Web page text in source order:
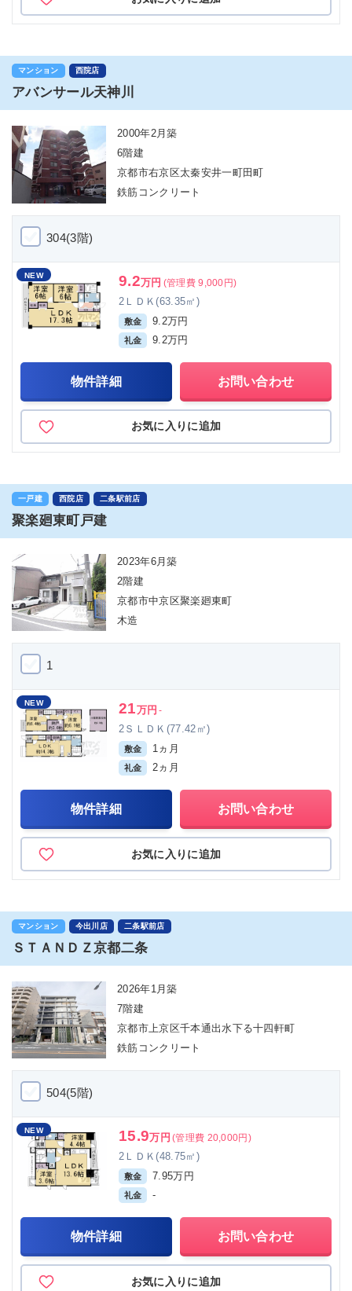
マンション 西院店
アバンサール天神川
2000年2月築
6階建
京都市右京区太秦安井一町田町
鉄筋コンクリート
304(3階)
NEW 9.2万円 (管理費 9,000円)
2ＬＤＫ(63.35㎡)
敷金 9.2万円
礼金 9.2万円
物件詳細 お問い合わせ
お気に入りに追加
一戸建 西院店 二条駅前店
聚楽廻東町戸建
2023年6月築
2階建
京都市中京区聚楽廻東町
木造
1
NEW 21万円 -
2ＳＬＤＫ(77.42㎡)
敷金 1ヵ月
礼金 2ヵ月
物件詳細 お問い合わせ
お気に入りに追加
マンション 今出川店 二条駅前店
ＳＴＡＮＤＺ京都二条
2026年1月築
7階建
京都市上京区千本通出水下る十四軒町
鉄筋コンクリート
504(5階)
NEW 15.9万円 (管理費 20,000円)
2ＬＤＫ(48.75㎡)
敷金 7.95万円
礼金 -
物件詳細 お問い合わせ
お気に入りに追加